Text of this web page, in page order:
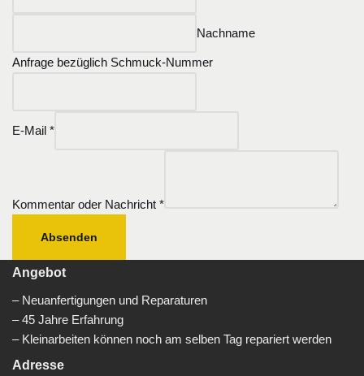
Nachname
Anfrage bezüglich Schmuck-Nummer
E-Mail *
Kommentar oder Nachricht *
Absenden
Angebot
– Neuanfertigungen und Reparaturen
– 45 Jahre Erfahrung
– Kleinarbeiten können noch am selben Tag repariert werden
Adresse